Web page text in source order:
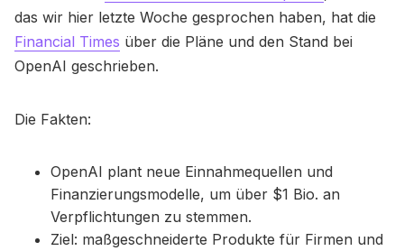
das wir hier letzte Woche gesprochen haben, hat die
Financial Times über die Pläne und den Stand bei
OpenAI geschrieben.
Die Fakten:
OpenAI plant neue Einnahmequellen und
Finanzierungsmodelle, um über $1 Bio. an
Verpflichtungen zu stemmen.
Ziel: maßgeschneiderte Produkte für Firmen und